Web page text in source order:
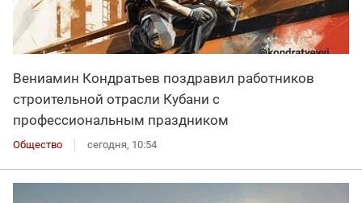
Вениамин Кондратьев поздравил работников
строительной отрасли Кубани с
профессиональным праздником
Общество сегодня, 10:54